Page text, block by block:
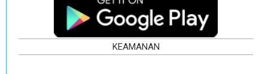
KEAMANAN